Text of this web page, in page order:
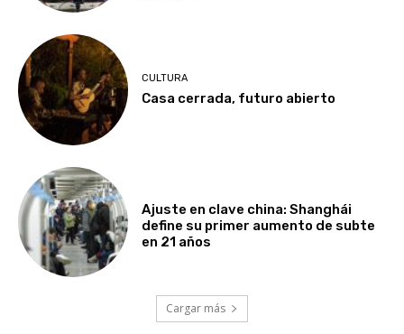
CULTURA
Casa cerrada, futuro abierto
Ajuste en clave china: Shanghái
define su primer aumento de subte
en 21 años
Cargar más